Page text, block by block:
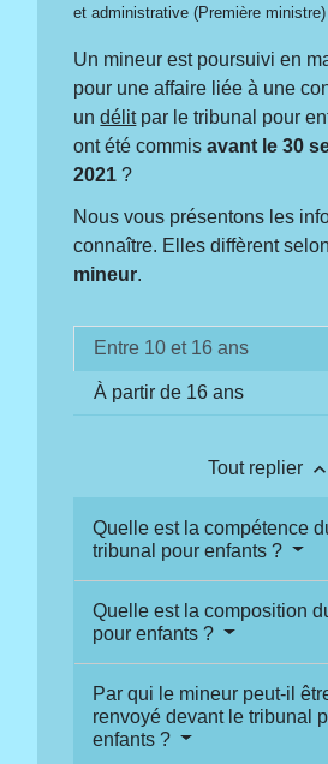
et administrative (Première ministre)
Un mineur est poursuivi en
pour une affaire liée à une
undélitpar le tribunal pour
ont été commisavant le 30
2021 ?
Nous vous présentons les
connaître. Elles diffèrent selon
mineur.
Entre 10 et 16 ans
À partir de 16 ans
Tout replier keyboard_arrow_up
Quelle est la compétence
tribunal pour enfants ?
Quelle est la composition
pour enfants ?
Par qui le mineur peut-il
renvoyé devant le tribunal
enfants ?